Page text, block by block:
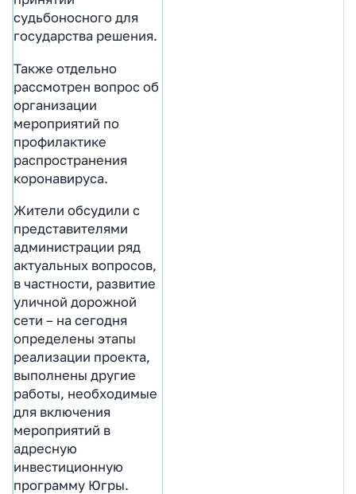
судьбоносного для
государства решения.
Также отдельно
рассмотрен вопрос об
организации
мероприятий по
профилактике
распространения
коронавируса.
Жители обсудили с
представителями
администрации ряд
актуальных вопросов,
в частности, развитие
уличной дорожной
сети – на сегодня
определены этапы
реализации проекта,
выполнены другие
работы, необходимые
для включения
мероприятий в
адресную
инвестиционную
программу Югры.